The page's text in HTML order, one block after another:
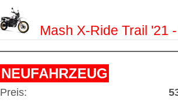
Mash X-Ride Trail '21
NEUFAHRZEUG
Preis: